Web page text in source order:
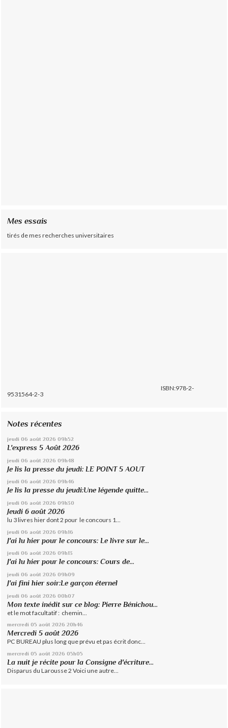
Mes essais
tirés de mes recherches universitaires
ISBN:978-2-
9531564-2-3
Notes récentes
jeudi 06 août 2026 09h52
L'express 5 Août 2026
jeudi 06 août 2026 09h48
Je lis la presse du jeudi: LE POINT 5 AOUT
jeudi 06 août 2026 09h46
Je lis la presse du jeudi:Une légende quitte...
jeudi 06 août 2026 09h30
Jeudi 6 août 2026
lu 3 livres hier dont 2 pour le concours 1...
jeudi 06 août 2026 09h16
J'ai lu hier pour le concours: Le livre sur le...
jeudi 06 août 2026 09h13
J'ai lu hier pour le concours: Cours de...
jeudi 06 août 2026 09h09
J'ai fini hier soir:Le garçon éternel
jeudi 06 août 2026 00h07
Mon texte inédit sur ce blog: Pierre Bénichou...
et le mot facultatif : chemin...
mercredi 05 août 2026 20h46
Mercredi 5 août 2026
PC BUREAU plus long que prévu et pas écrit donc...
mercredi 05 août 2026 05h05
La nuit je récite pour la Consigne d'écriture...
Disparus du Larousse 2 Voici une autre...